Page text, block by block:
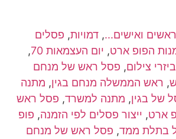
ואישים...,דמויות, פסלים
הפופ ארט, יום העצמאות 70
,
צילום, פסל ראש של מנחם
, ראש הממשלה מנחם בגין, מתנה
של בגין, מתנה למשרד, פסל ראש
ארט, ייצור פסלים לפי הזמנה, פופ
בתלת ממד, פסל ראש של מנחם